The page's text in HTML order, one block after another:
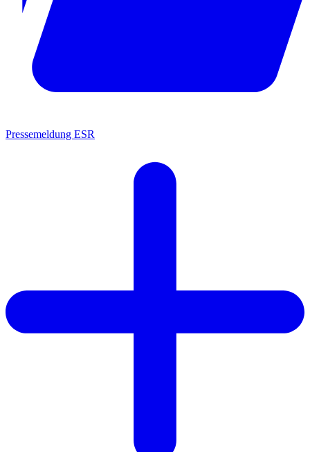
Pressemeldung ESR